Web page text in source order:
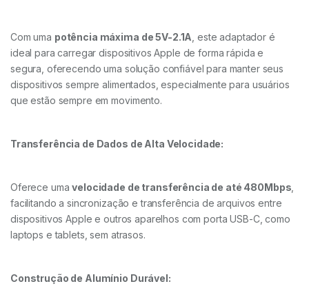
Com uma potência máxima de 5V-2.1A , este adaptador é
ideal para carregar dispositivos Apple de forma rápida e
segura, oferecendo uma solução confiável para manter seus
dispositivos sempre alimentados, especialmente para usuários
que estão sempre em movimento.
Transferência de Dados de Alta Velocidade:
Oferece umavelocidade de transferência de até 480Mbps
facilitando a sincronização e transferência de arquivos entre
dispositivos Apple e outros aparelhos com porta USB-C, como
laptops e tablets, sem atrasos.
Construção de Alumínio Durável: